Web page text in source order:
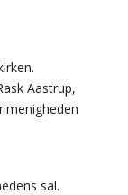
Aastrup,
sal.